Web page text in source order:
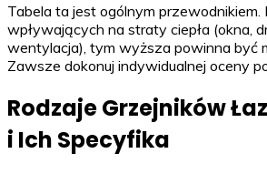
Tabela ta jest ogólnym
wpływających na straty ciepła (okna,
wentylacja), tym wyższa powinna być
Zawsze dokonuj indywidualnej oceny
Rodzaje Grzejników
i Ich Specyfika